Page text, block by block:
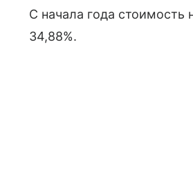
С начала года стоимость
34,88%.